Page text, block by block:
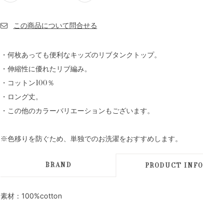
・何枚あっても便利なキッズのリブタンクトップ。
・伸縮性に優れたリブ編み。
・コットン100％
・ロング丈。
・この他のカラーバリエーションもございます。
※色移りを防ぐため、単独でのお洗濯をおすすめします。
BRAND PRODUCT INFO
素材：100%cotton